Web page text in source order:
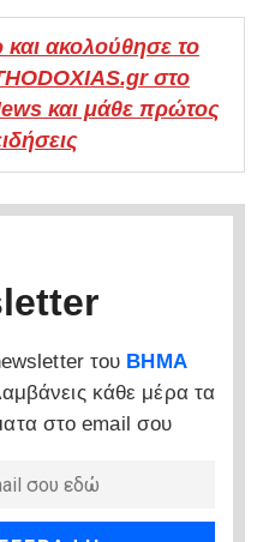
ακολούθησε το
στο
και μάθε πρώτος
του ΒΗΜΑ
κάθε μέρα τα
στο email σου